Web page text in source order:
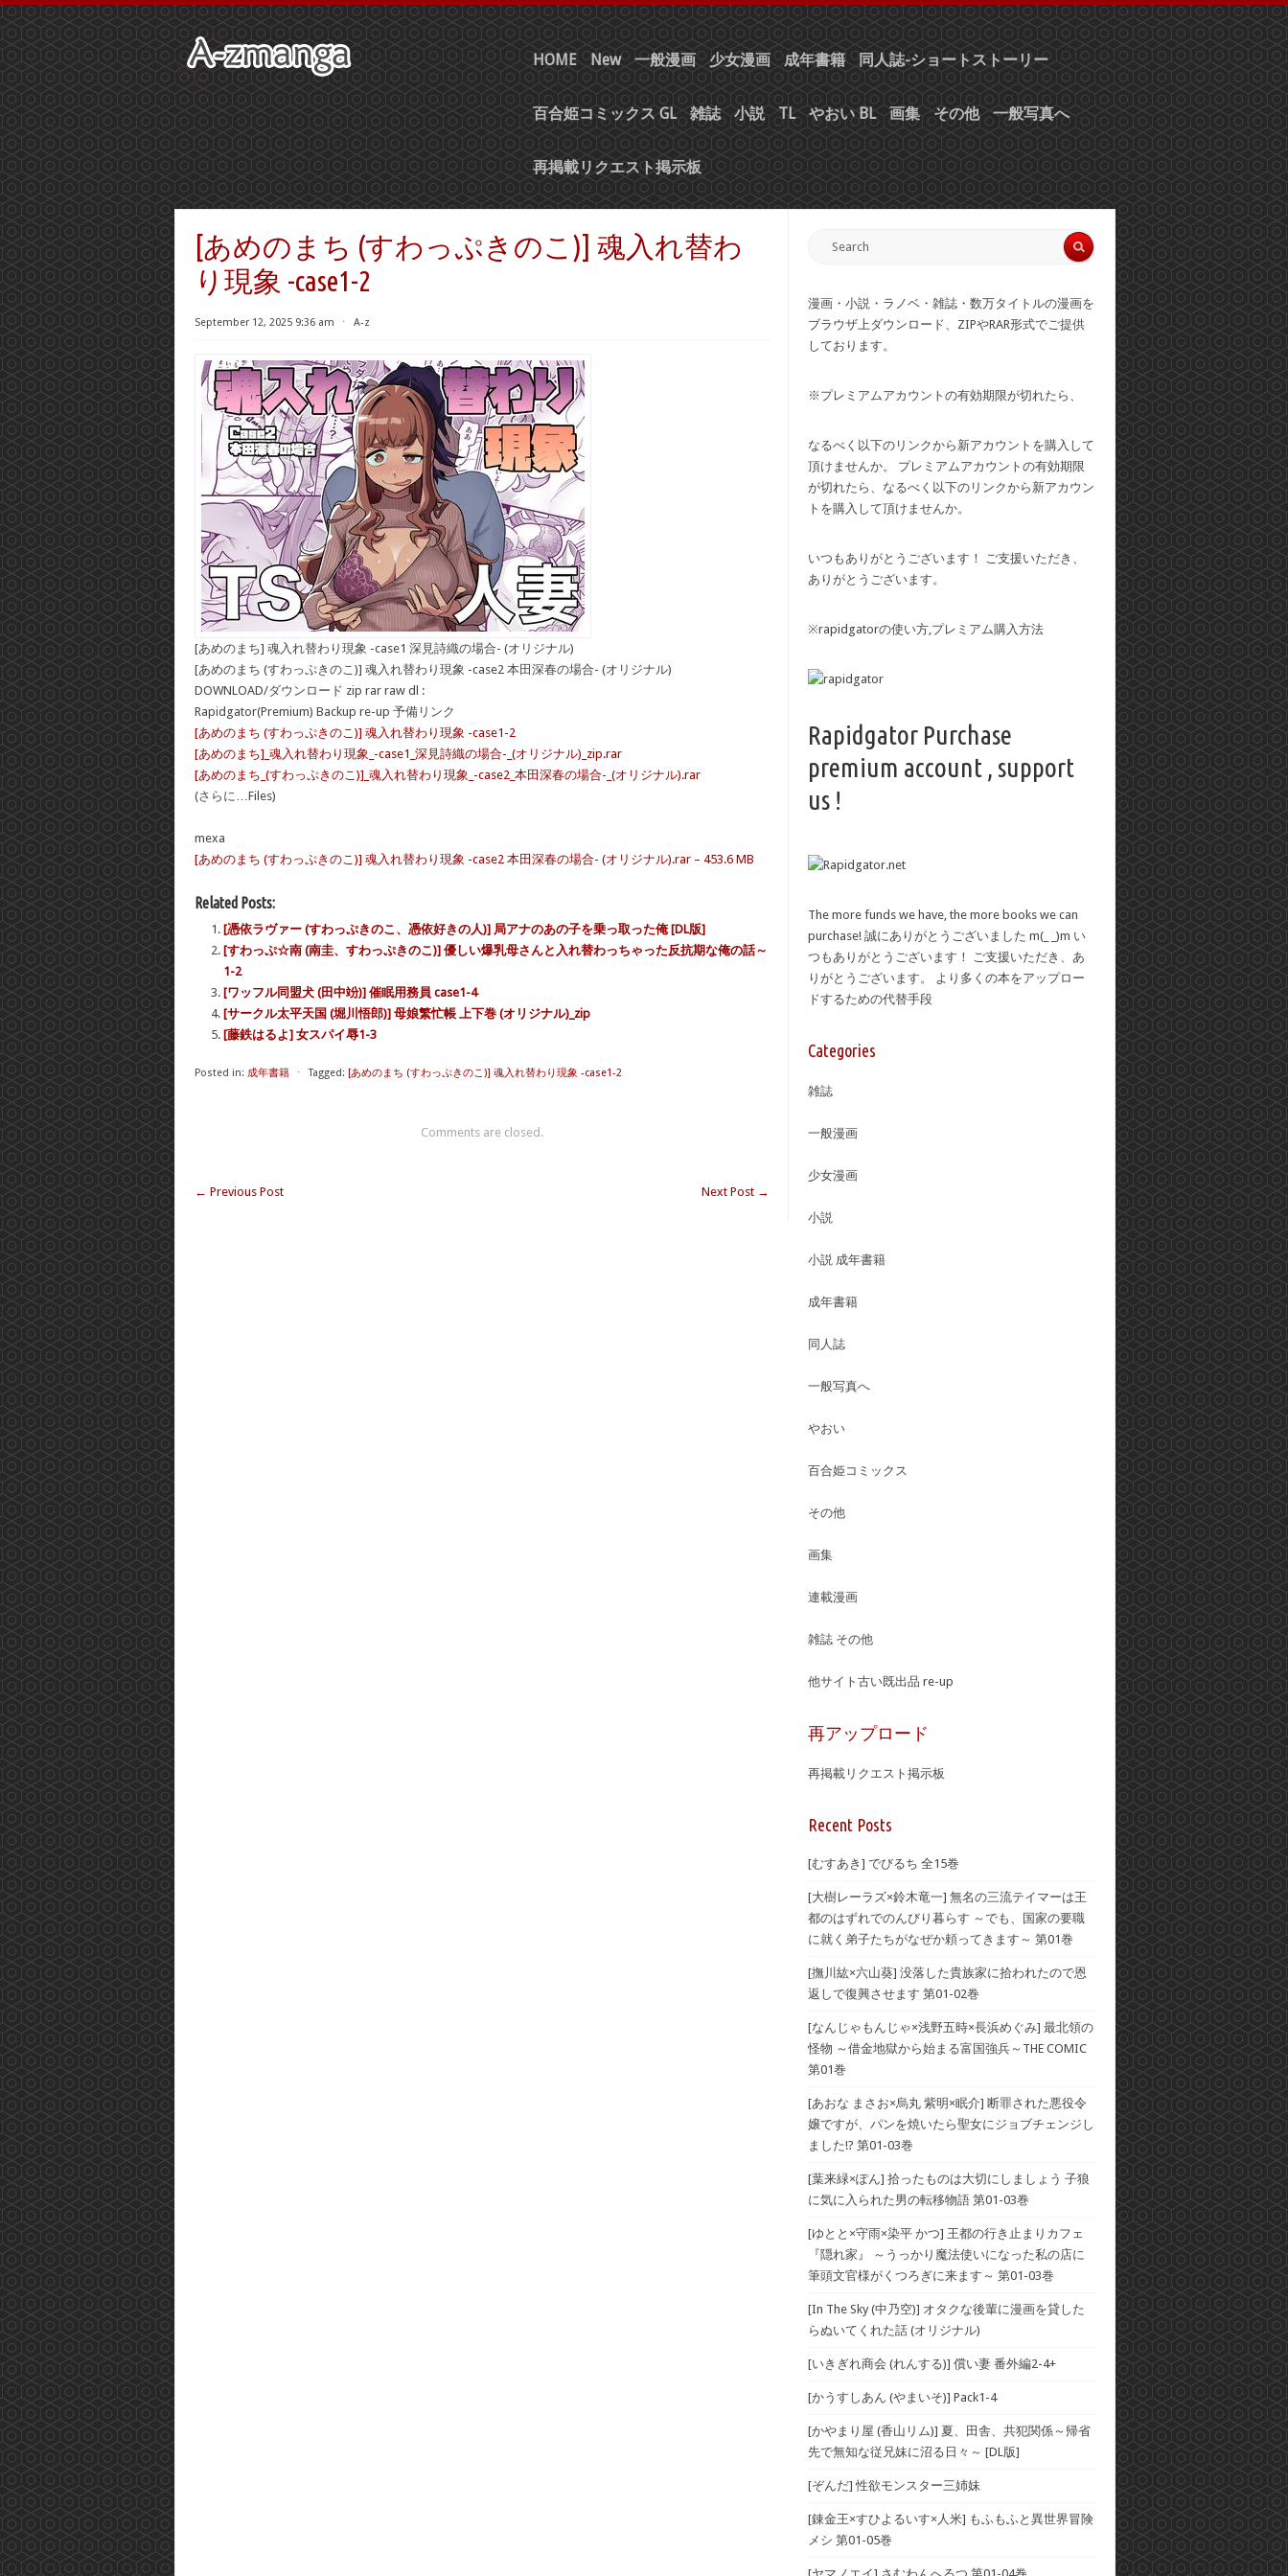
HOME New 一般漫画 少女漫画 成年書籍 同人誌-ショートストーリー
百合姫コミックス GL 雑誌 小説 TL やおい BL 画集 その他 一般写真へ
再掲載リクエスト掲示板
[あめのまち (すわっぷきのこ)] 魂入れ替わ
り現象 -case1-2
September 12, 2025 9:36 am ⋅ A-z
[あめのまち] 魂入れ替わり現象 -case1 深見詩織の場合- (オリジナル)
[あめのまち (すわっぷきのこ)] 魂入れ替わり現象 -case2 本田深春の場合- (オリジナル)
DOWNLOAD/ダウンロード zip rar raw dl :
Rapidgator(Premium) Backup re-up 予備リンク
[あめのまち (すわっぷきのこ)] 魂入れ替わり現象 -case1-2
[あめのまち]_魂入れ替わり現象_-case1_深見詩織の場合-_(オリジナル)_zip.rar
[あめのまち_(すわっぷきのこ)]_魂入れ替わり現象_-case2_本田深春の場合-_(オリジナル).rar
(さらに…Files)
mexa
[あめのまち (すわっぷきのこ)] 魂入れ替わり現象 -case2 本田深春の場合- (オリジナル).rar – 453.6 MB
Related Posts:
[憑依ラヴァー (すわっぷきのこ、憑依好きの人)] 局アナのあの子を乗っ取った俺 [DL版]
[すわっぷ☆南 (南圭、すわっぷきのこ)] 優しい爆乳母さんと入れ替わっちゃった反抗期な俺の話～
1-2
[ワッフル同盟犬 (田中竕)] 催眠用務員 case1-4
[サークル太平天国 (堀川悟郎)] 母娘繁忙帳 上下巻 (オリジナル)_zip
[藤鉄はるよ] 女スパイ辱1-3
Posted in: 成年書籍 ⋅ Tagged: [あめのまち (すわっぷきのこ)] 魂入れ替わり現象 -case1-2
Comments are closed.
← Previous Post Next Post →
漫画・小説・ラノベ・雑誌・数万タイトルの漫画を
ブラウザ上ダウンロード、ZIPやRAR形式でご提供
しております。
※プレミアムアカウントの有効期限が切れたら、
なるべく以下のリンクから新アカウントを購入して
頂けませんか。 プレミアムアカウントの有効期限
が切れたら、なるべく以下のリンクから新アカウン
トを購入して頂けませんか。
いつもありがとうございます！ ご支援いただき、
ありがとうございます。
※rapidgatorの使い方,プレミアム購入方法
Rapidgator Purchase
premium account , support
us !
The more funds we have, the more books we can
purchase! 誠にありがとうございました m(_ _)m い
つもありがとうございます！ ご支援いただき、あ
りがとうございます。 より多くの本をアップロー
ドするための代替手段
Categories
雑誌
一般漫画
少女漫画
小説
小説 成年書籍
成年書籍
同人誌
一般写真へ
やおい
百合姫コミックス
その他
画集
連載漫画
雑誌 その他
他サイト古い既出品 re-up
再アップロード
再掲載リクエスト掲示板
Recent Posts
[むすあき] でびるち 全15巻
[大樹レーラズ×鈴木竜一] 無名の三流テイマーは王
都のはずれでのんびり暮らす ～でも、国家の要職
に就く弟子たちがなぜか頼ってきます～ 第01巻
[撫川紘×六山葵] 没落した貴族家に拾われたので恩
返しで復興させます 第01-02巻
[なんじゃもんじゃ×浅野五時×長浜めぐみ] 最北領の
怪物 ～借金地獄から始まる富国強兵～THE COMIC
第01巻
[あおな まさお×烏丸 紫明×眠介] 断罪された悪役令
嬢ですが、パンを焼いたら聖女にジョブチェンジし
ました!? 第01-03巻
[葉来緑×ぽん] 拾ったものは大切にしましょう 子狼
に気に入られた男の転移物語 第01-03巻
[ゆとと×守雨×染平 かつ] 王都の行き止まりカフェ
『隠れ家』 ～うっかり魔法使いになった私の店に
筆頭文官様がくつろぎに来ます～ 第01-03巻
[In The Sky (中乃空)] オタクな後輩に漫画を貸した
らぬいてくれた話 (オリジナル)
[いきぎれ商会 (れんする)] 償い妻 番外編2-4+
[かうすしあん (やまいそ)] Pack1-4
[かやまり屋 (香山リム)] 夏、田舎、共犯関係～帰省
先で無知な従兄妹に沼る日々～ [DL版]
[ぞんだ] 性欲モンスター三姉妹
[錬金王×すひよるいす×人米] もふもふと異世界冒険
メシ 第01-05巻